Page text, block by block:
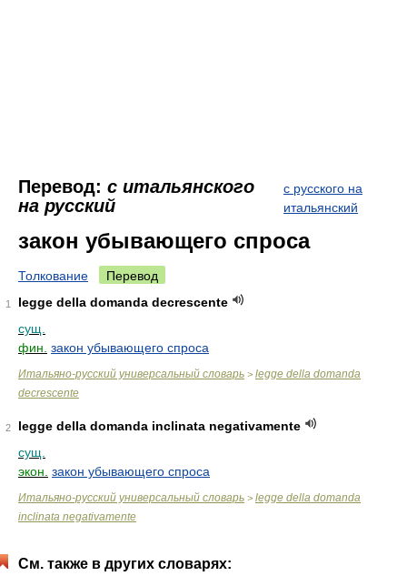
Перевод: с итальянского
на русский
с русского на
итальянский
закон убывающего спроса
Толкование Перевод
1
legge della domanda decrescente
сущ.
фин. закон убывающего спроса
Итальяно-русский универсальный словарь > legge della domanda
decrescente
2
legge della domanda inclinata negativamente
сущ.
экон. закон убывающего спроса
Итальяно-русский универсальный словарь > legge della domanda
inclinata negativamente
См. также в других словарях: